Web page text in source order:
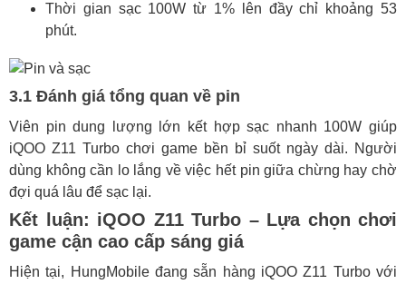
Thời gian sạc 100W từ 1% lên đầy chỉ khoảng 53
phút.
3.1 Đánh giá tổng quan về pin
Viên pin dung lượng lớn kết hợp sạc nhanh 100W giúp
iQOO Z11 Turbo chơi game bền bỉ suốt ngày dài. Người
dùng không cần lo lắng về việc hết pin giữa chừng hay chờ
đợi quá lâu để sạc lại.
Kết luận: iQOO Z11 Turbo – Lựa chọn chơi
game cận cao cấp sáng giá
Hiện tại, HungMobile đang sẵn hàng iQOO Z11 Turbo với